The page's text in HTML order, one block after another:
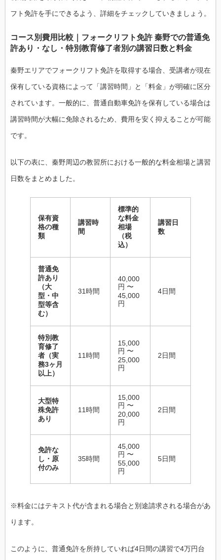
フト免許を手にできるよう、詳細をチェックしていきましょう。
コース別費用比較｜フォークリフト免許 秦野での普通免
許あり・なし・特別教育修了者別の講習日数と料金
秦野エリアでフォークリフト免許を取得する場合、受講者が現在
保有している資格によって「講習時間」と「料金」が明確に区分
されています。一般的に、普通自動車免許を保有している場合は
講習時間が大幅に免除されるため、費用を安く抑えることが可能
です。
以下の表に、秦野周辺の教習所における一般的な料金相場と講習
日数をまとめました。
保有資
格の種
類
講習時
間
標準的
な料金
相場
（税
込）
講習日
数
普通免
許あり
（大
型・中
型等含
む）
31時間
40,000
円 〜
45,000
円
4日間
特別教
育修了
者（実
務3ヶ月
以上）
11時間
15,000
円 〜
25,000
円
2日間
大型特
殊免許
あり
11時間
15,000
円 〜
20,000
円
2日間
免許な
し・原
付のみ
35時間
45,000
円 〜
55,000
円
5日間
※料金にはテキスト代が含まれる場合と別途請求される場合があ
ります。
このように、普通免許を所持していれば4日間の講習で4万円台